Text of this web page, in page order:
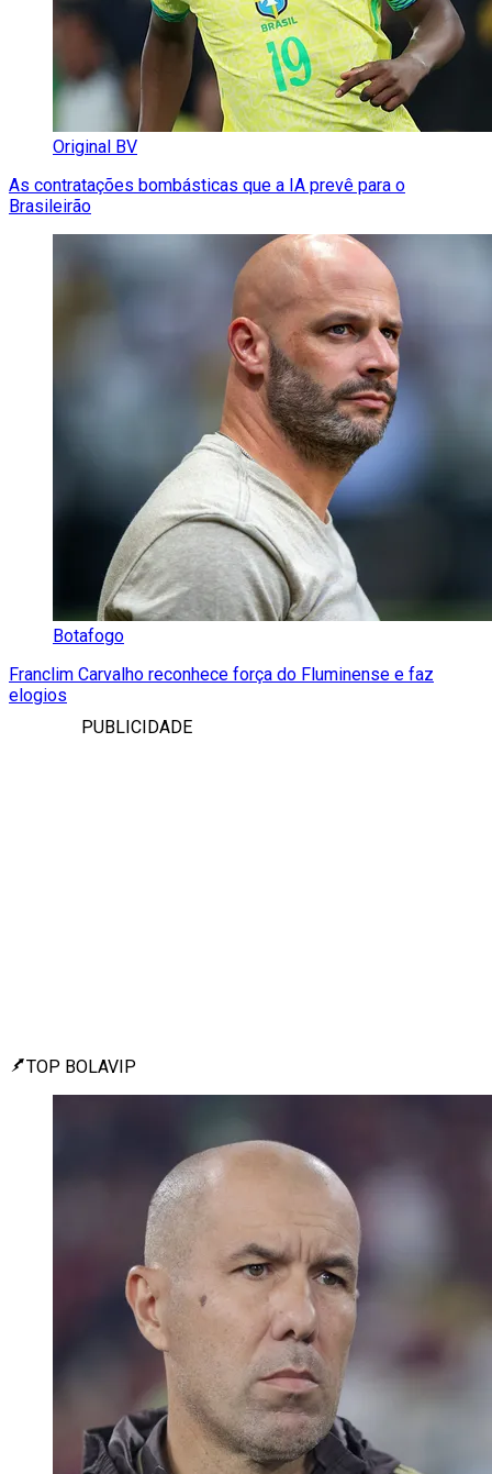
Original BV
As contratações bombásticas que a IA prevê para o
Brasileirão
Botafogo
Franclim Carvalho reconhece força do Fluminense e faz
elogios
PUBLICIDADE
TOP BOLAVIP